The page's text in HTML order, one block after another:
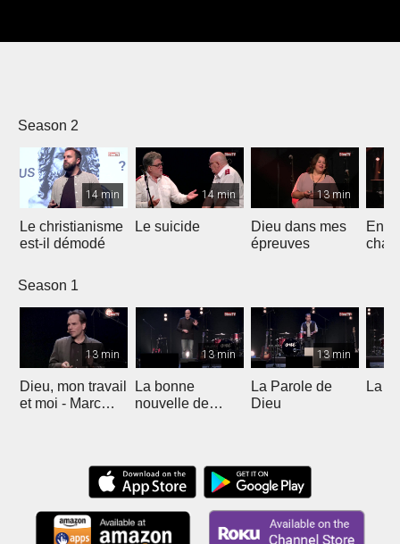
Season 2
14 min
Le christianisme
est-il démodé
14 min
Le suicide
13 min
Dieu dans mes
épreuves
Season 1
13 min
Dieu, mon travail
et moi - Marc
13 min
La bonne
nouvelle de
13 min
La Parole de
Dieu
La